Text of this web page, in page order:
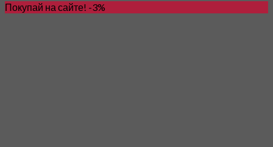
50л,
Покупай на сайте! -3%